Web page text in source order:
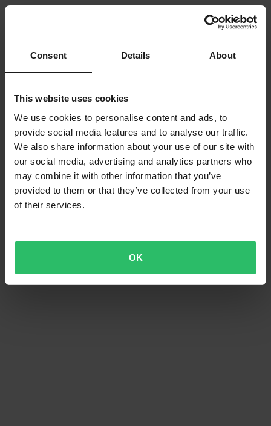
Consent Details About
This website uses cookies
We use cookies to personalise content and ads, to
provide social media features and to analyse our traffic.
We also share information about your use of our site with
our social media, advertising and analytics partners who
may combine it with other information that you’ve
provided to them or that they’ve collected from your use
of their services.
OK